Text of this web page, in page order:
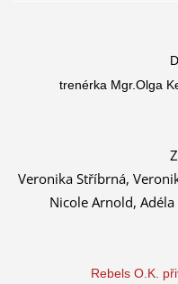
trenérka Mgr.Olga
Veronika Stříbrná,
Nicole Arnold,
Rebels O.K.